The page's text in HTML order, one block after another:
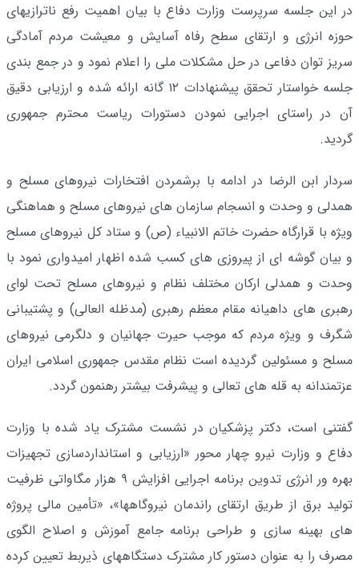
در این جلسه سرپرست وزارت دفاع با بیان اهمیت رفع ناترازیهای
حوزه انرژی و ارتقای سطح رفاه آسایش و معیشت مردم آمادگی
سریز توان دفاعی در حل مشکلات ملی را اعلام نمود و در جمع بندی
جلسه خواستار تحقق پیشنهادات ۱۲ گانه ارائه شده و ارزیابی دقیق
آن در راستای اجرایی نمودن دستورات ریاست محترم جمهوری
گردید.
سردار ابن الرضا در ادامه با برشمردن افتخارات نیروهای مسلح و
همدلی و وحدت و انسجام سازمان های نیروهای مسلح و هماهنگی
ویژه با قرارگاه حضرت خاتم الانبیاء (ص) و ستاد کل نیروهای مسلح
و بیان گوشه ای از پیروزی های کسب شده اظهار امیدواری نمود با
وحدت و همدلی ارکان مختلف نظام و نیروهای مسلح تحت لوای
رهبری های داهیانه مقام معظم رهبری (مدظله العالی) و پشتیبانی
شگرف و ویژه مردم که موجب حیرت جهانیان و دلگرمی نیروهای
مسلح و مسئولین گردیده است نظام مقدس جمهوری اسلامی ایران
عزتمندانه به قله های تعالی و پیشرفت بیشتر رهنمون گردد.
گفتنی است، دکتر پزشکیان در نشست مشترک یاد شده با وزارت
دفاع و وزارت نیرو چهار محور «ارزیابی و استانداردسازی تجهیزات
بهره ور انرژی تدوین برنامه اجرایی افزایش ۹ هزار مگاواتی ظرفیت
تولید برق از طریق ارتقای راندمان نیروگاهها»، «تأمین مالی پروژه
های بهینه سازی و طراحی برنامه جامع آموزش و اصلاح الگوی
مصرف را به عنوان دستور کار مشترک دستگاههای ذیربط تعیین کرده